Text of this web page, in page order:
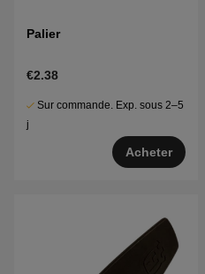
Palier
€2.38
Sur commande. Exp. sous 2–5
j
Acheter